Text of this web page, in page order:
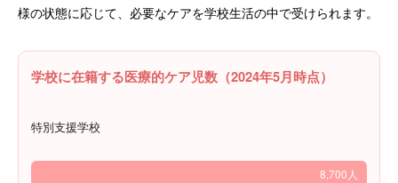
様の状態に応じて、必要なケアを学校生活の中で受けられます。
学校に在籍する医療的ケア児数（2024年5月時点）
特別支援学校
8,700人